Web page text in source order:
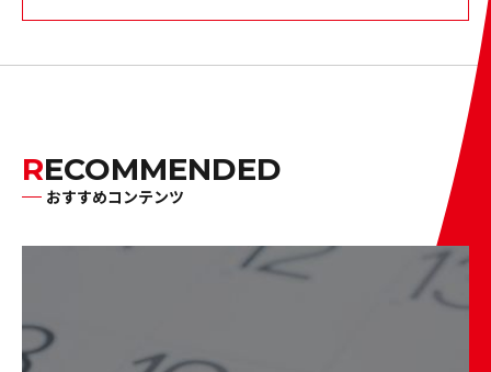
RECOMMENDED
おすすめコンテンツ